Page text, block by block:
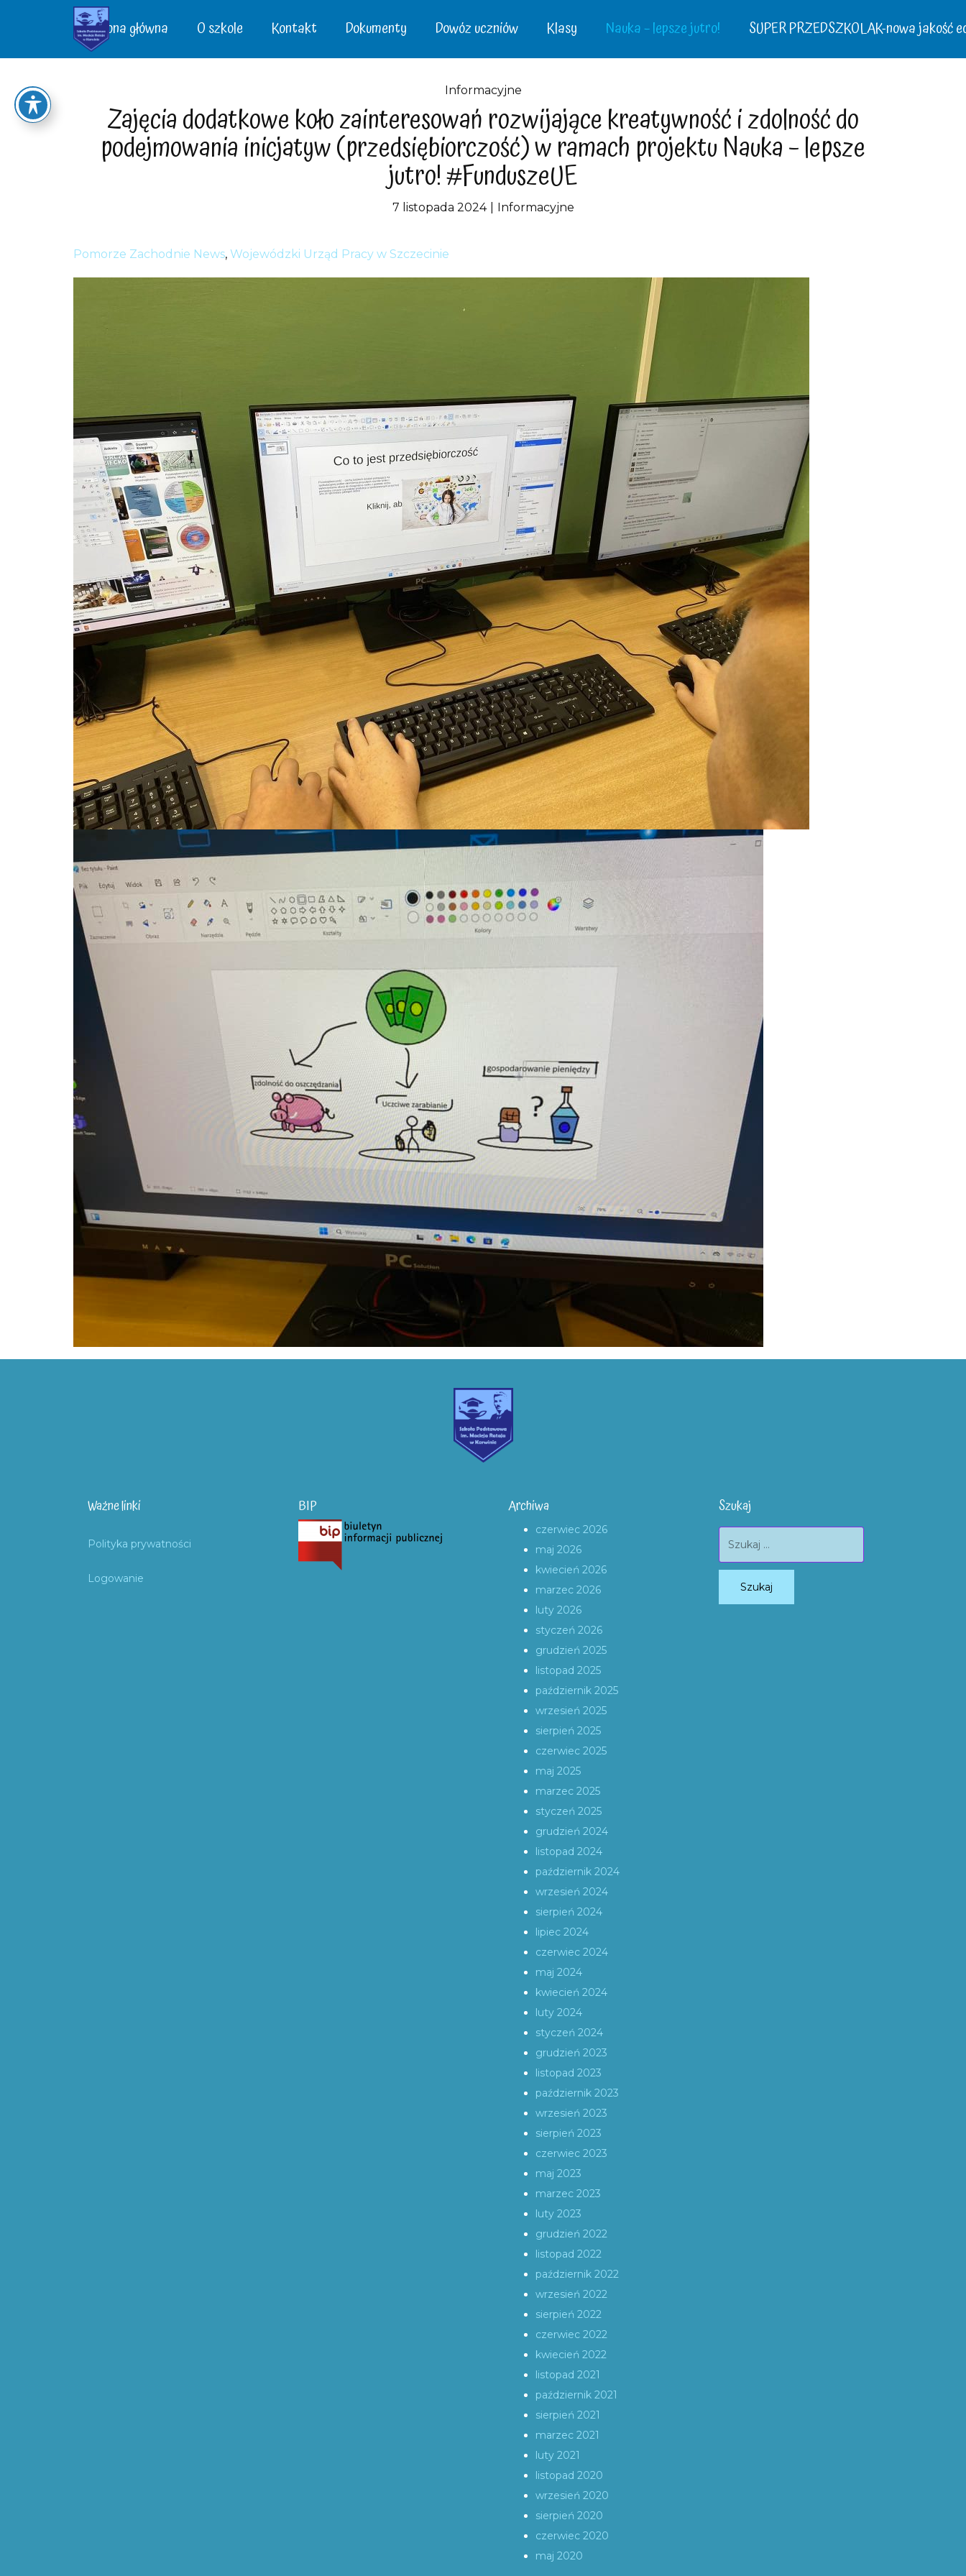
Strona główna O szkole Kontakt Dokumenty Dowóz uczniów Klasy Nauka – lepsze jutro! SUPER PRZEDSZKOLAK-nowa jakość
Informacyjne
Zajęcia dodatkowe koło zainteresowań rozwijające kreatywność i zdolność do
podejmowania inicjatyw (przedsiębiorczość) w ramach projektu Nauka – lepsze
jutro! #FunduszeUE
7 listopada 2024 Informacyjne
Pomorze Zachodnie News, Wojewódzki Urząd Pracy w Szczecinie
Ważne linki
Polityka prywatności
Logowanie
BIP Archiwa
czerwiec 2026
maj 2026
kwiecień 2026
marzec 2026
luty 2026
styczeń 2026
grudzień 2025
listopad 2025
październik 2025
wrzesień 2025
sierpień 2025
czerwiec 2025
maj 2025
marzec 2025
styczeń 2025
grudzień 2024
listopad 2024
październik 2024
wrzesień 2024
sierpień 2024
lipiec 2024
czerwiec 2024
maj 2024
kwiecień 2024
luty 2024
styczeń 2024
grudzień 2023
listopad 2023
październik 2023
wrzesień 2023
sierpień 2023
czerwiec 2023
maj 2023
marzec 2023
luty 2023
grudzień 2022
listopad 2022
październik 2022
wrzesień 2022
sierpień 2022
czerwiec 2022
kwiecień 2022
listopad 2021
październik 2021
sierpień 2021
marzec 2021
luty 2021
listopad 2020
wrzesień 2020
sierpień 2020
czerwiec 2020
maj 2020
Szukaj